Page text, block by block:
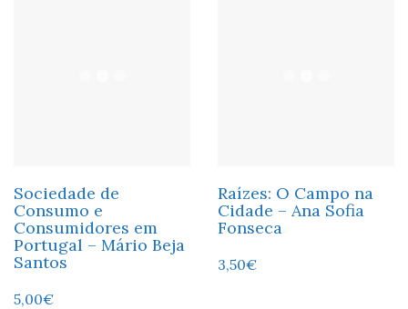
Sociedade de
Consumo e
Consumidores em
Portugal – Mário Beja
Santos
5,00€
Raízes: O Campo na
Cidade – Ana Sofia
Fonseca
3,50€